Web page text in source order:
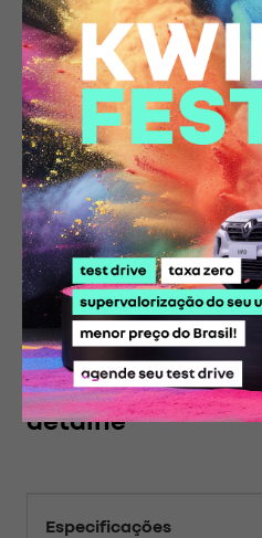
* Imagens meramente ilustrativas.
não estar disponíveis nas versões.
31/08/2026. Os preços poderão ser
Consulte e confirme todas as
vendedores.
Compartilhe essa oferta:
Conheça o
Kardian Evolution
detalhe
Especificações